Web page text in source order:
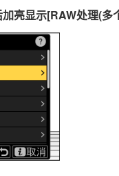
亮显示[RAW处理(多